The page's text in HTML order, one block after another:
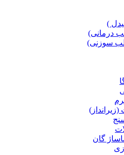
)
درمانی)
سوزنی)
گان